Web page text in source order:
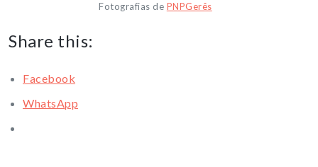
Fotografias de PNPGerês
Share this:
Facebook
WhatsApp